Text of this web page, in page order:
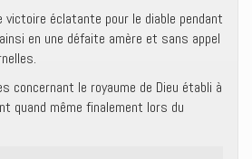
victoire éclatante pour le diable pendant
en une défaite amère et sans appel
concernant le royaume de Dieu établi à
quand même finalement lors du